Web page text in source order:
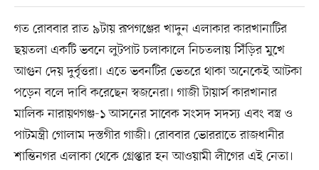
গত রোববার রাত ৯টায় রূপগঞ্জের খাদুন এলাকার কারখানাটির
ছয়তলা একটি ভবনে লুটপাট চলাকালে নিচতলায় সিঁড়ির মুখে
আগুন দেয় দুর্বৃত্তরা। এতে ভবনটির ভেতরে থাকা অনেকেই আটকা
পড়েন বলে দাবি করেছেন স্বজনেরা। গাজী টায়ার্স কারখানার
মালিক নারায়ণগঞ্জ-১ আসনের সাবেক সংসদ সদস্য এবং বস্ত্র ও
পাটমন্ত্রী গোলাম দস্তগীর গাজী। রোববার ভোররাতে রাজধানীর
শান্তিনগর এলাকা থেকে গ্রেপ্তার হন আওয়ামী লীগের এই নেতা।